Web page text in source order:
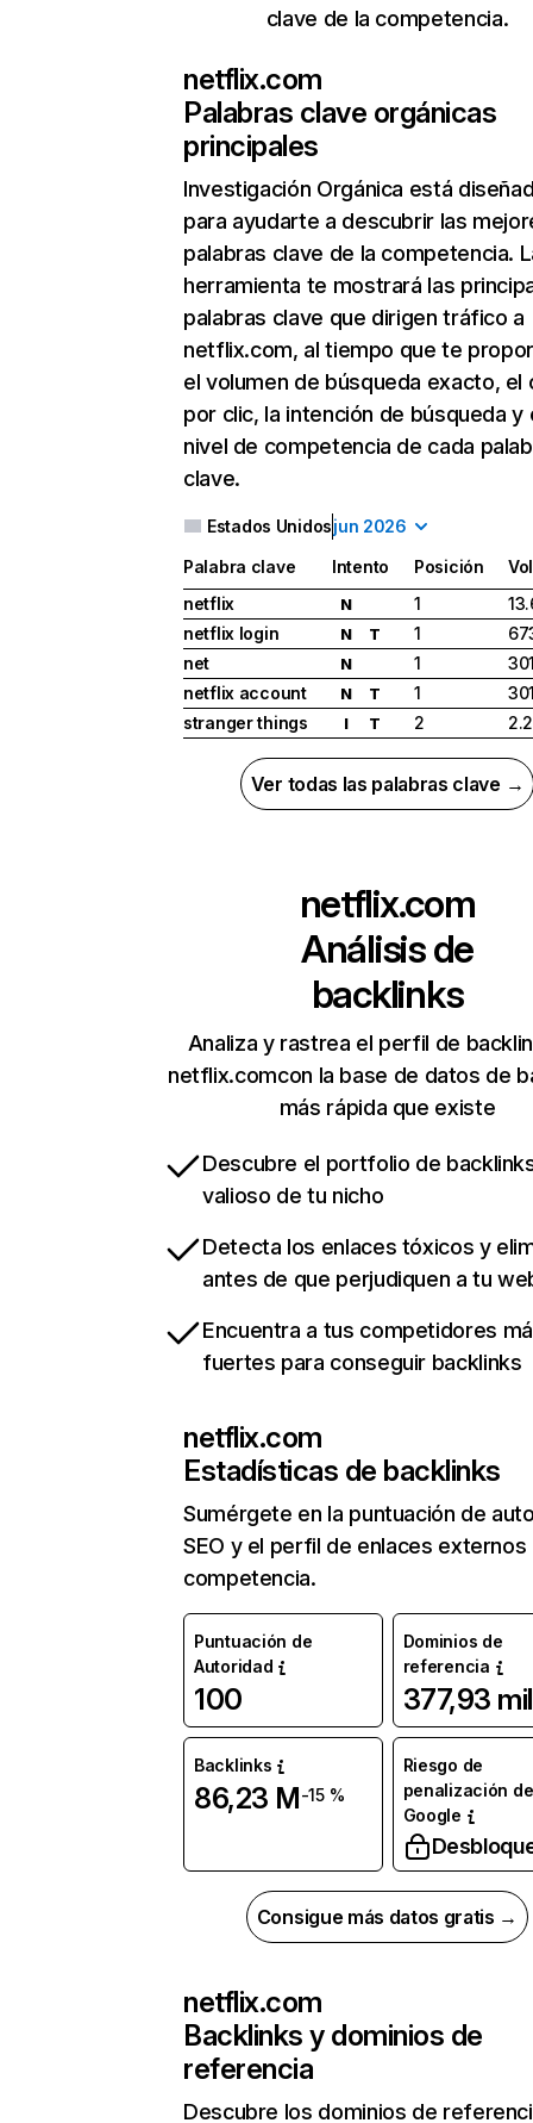
clave de la competencia.
netflix.com
Palabras clave orgánicas
principales
Investigación Orgánica está
para ayudarte a descubrir las
palabras clave de la competencia.
herramienta te mostrará las
palabras clave que dirigen tráfico a
netflix.com, al tiempo que te
el volumen de búsqueda exacto, el
por clic, la intención de búsqueda y
nivel de competencia de cada
clave.
Estados Unidosjun 2026
Palabra clave Intento Posición
netflix
N 1
netflix login
N T 1
net
N 1
netflix account
N T 1
stranger things
I T 2
Ver todas las palabras clave →
netflix.com
Análisis de
backlinks
Analiza y rastrea el perfil de
netflix.comcon la base de datos de
más rápida que existe
Descubre el portfolio de
valioso de tu nicho
Detecta los enlaces tóxicos y
antes de que perjudiquen a tu
Encuentra a tus competidores
fuertes para conseguir backlinks
netflix.com
Estadísticas de backlinks
Sumérgete en la puntuación de
SEO y el perfil de enlaces externos
competencia.
Puntuación de
Autoridad
100
Dominios de
referencia
377,93 mil
Backlinks
86,23 M-15 %
Riesgo de
penalización de
Google
Consigue más datos gratis →
netflix.com
Backlinks y dominios de
referencia
Descubre los dominios de